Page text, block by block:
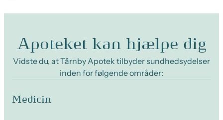
Apoteket kan hjælpe dig
Vidste du, at Tårnby Apotek tilbyder sundhedsydelser
inden for følgende områder:
Medicin